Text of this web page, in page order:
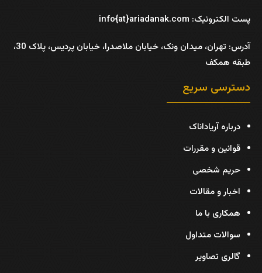
پست الکترونیک: info{at}ariadanak.com
آدرس:
تهران، میدان ونک، خیابان ملاصدرا، خیابان پردیس، پلاک 30،
طبقه همکف
دسترسی سریع
درباره آریاداناک
قوانین و مقررات
حریم شخصی
اخبار و مقالات
همکاری با ما
سوالات متداول
گالری تصاویر